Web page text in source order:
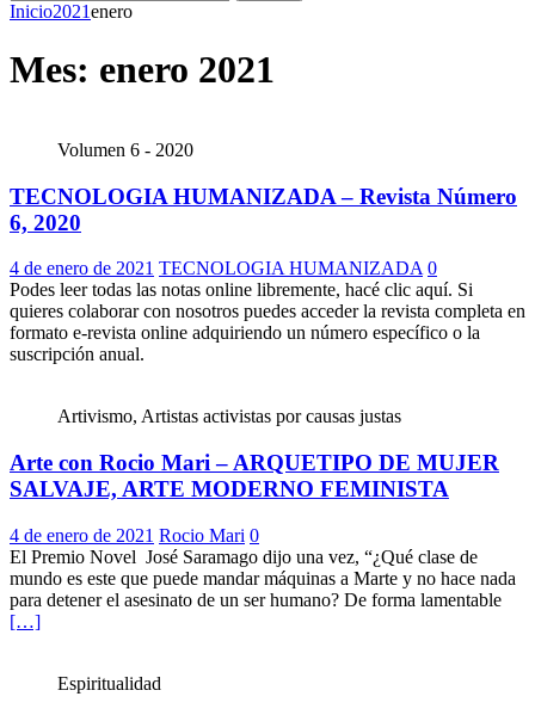
Inicio2021enero
Mes: enero 2021
Volumen 6 - 2020
TECNOLOGIA HUMANIZADA – Revista Número
6, 2020
4 de enero de 2021 TECNOLOGIA HUMANIZADA 0
Podes leer todas las notas online libremente, hacé clic aquí. Si
quieres colaborar con nosotros puedes acceder la revista completa en
formato e-revista online adquiriendo un número específico o la
suscripción anual.
Artivismo, Artistas activistas por causas justas
Arte con Rocio Mari – ARQUETIPO DE MUJER
SALVAJE, ARTE MODERNO FEMINISTA
4 de enero de 2021 Rocio Mari 0
El Premio Novel José Saramago dijo una vez, “¿Qué clase de
mundo es este que puede mandar máquinas a Marte y no hace nada
para detener el asesinato de un ser humano? De forma lamentable
[…]
Espiritualidad